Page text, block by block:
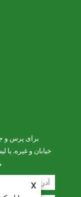
X
برای پرس و
خیابان و غیره. یا